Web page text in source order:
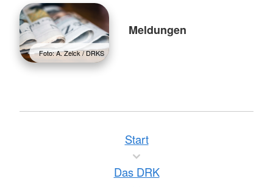
Foto: A. Zelck / DRKS
Meldungen
Start
Das DRK